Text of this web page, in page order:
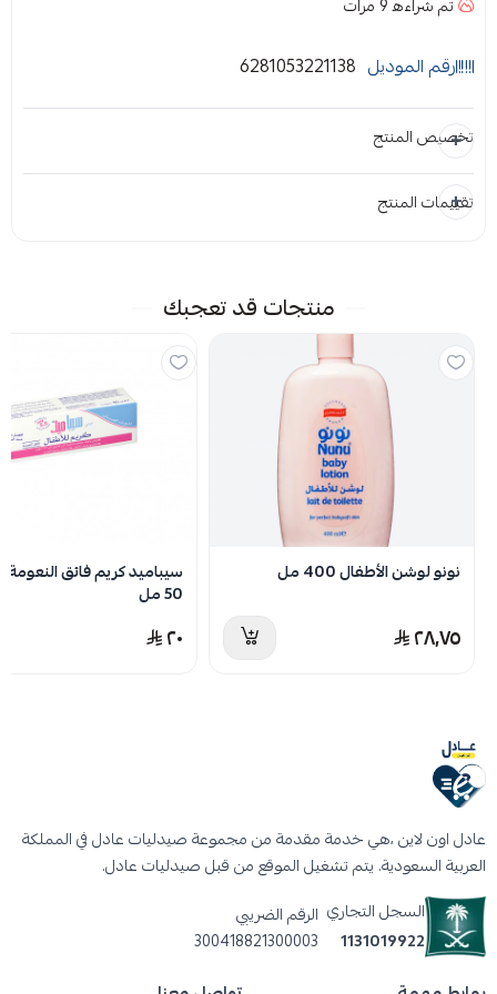
تم شراءه9مرات
رقم الموديل 6281053221138
تخصيص المنتج
المرفقات
اسحب و افلت الملف هنا
استعراض
تقييمات المنتج
لا توجد تقييمات حاليا
منتجات قد تعجبك
نونو لوشن الأطفال 400 مل
٢٨٫٧٥
سيباميد كريم فائق النعومة
50 مل
٢٠
عادل اون لاين ،هي خدمة مقدمة من مجموعة صيدليات عادل في المملكة
العربية السعودية. يتم تشغيل الموقع من قبل صيدليات عادل.
السجل التجاري
1131019922
الرقم الضريبي
300418821300003